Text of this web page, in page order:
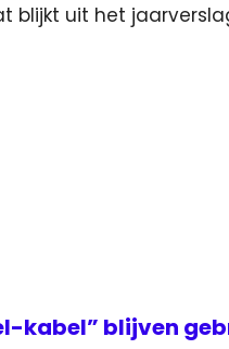
blijkt uit het
kabel” blijven